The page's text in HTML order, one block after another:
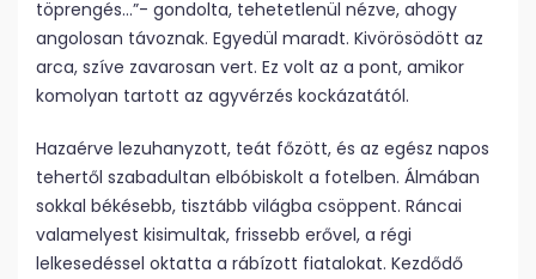
töprengés…”- gondolta, tehetetlenül nézve, ahogy
angolosan távoznak. Egyedül maradt. Kivörösödött az
arca, szíve zavarosan vert. Ez volt az a pont, amikor
komolyan tartott az agyvérzés kockázatától.
Hazaérve lezuhanyzott, teát főzött, és az egész napos
tehertől szabadultan elbóbiskolt a fotelben. Álmában
sokkal békésebb, tisztább világba csöppent. Ráncai
valamelyest kisimultak, frissebb erővel, a régi
lelkesedéssel oktatta a rábízott fiatalokat. Kezdődő